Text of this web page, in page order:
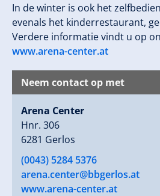
In de winter is ook het
evenals het kinderrestaurant,
Verdere informatie vindt u op
www.arena-center.at
Neem contact op met
Arena Center
Hnr. 306
6281 Gerlos
(0043) 5284 5376
arena.center@bbgerlos.at
www.arena-center.at